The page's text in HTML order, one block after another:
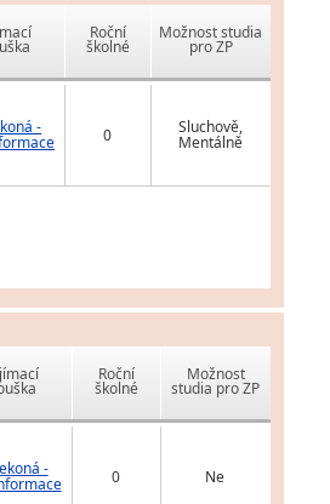
Roční
školné
Možnost studia
pro ZP
- 0 Sluchově,
Mentálně
Roční
školné
Možnost
studia pro ZP
- 0 Ne